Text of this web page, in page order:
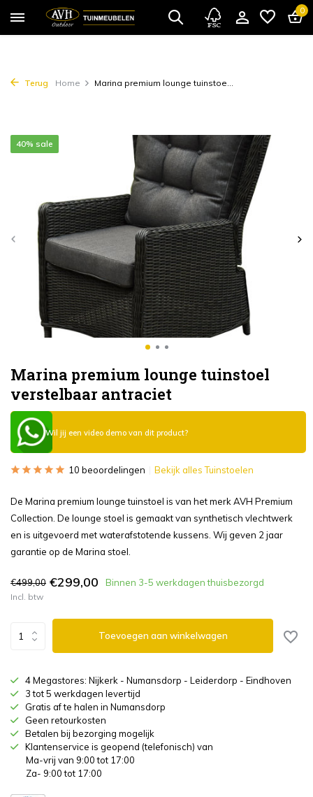
0
Terug Home Marina premium lounge tuinstoe...
Marina premium lounge tuinstoel
verstelbaar antraciet
40% sale
Wil jij een video demo van dit product?
10 beoordelingen Bekijk alles Tuinstoelen
De Marina premium lounge tuinstoel is van het merk AVH Premium
Collection. De lounge stoel is gemaakt van synthetisch vlechtwerk
en is uitgevoerd met waterafstotende kussens. Wij geven 2 jaar
garantie op de Marina stoel.
€499,00 €299,00 Binnen 3-5 werkdagen thuisbezorgd
Incl. btw
Toevoegen aan winkelwagen
4 Megastores: Nijkerk - Numansdorp - Leiderdorp - Eindhoven
3 tot 5 werkdagen levertijd
Gratis af te halen in Numansdorp
Geen retourkosten
Betalen bij bezorging mogelijk
Klantenservice is geopend (telefonisch) van
Ma-vrij van 9:00 tot 17:00
Za- 9:00 tot 17:00